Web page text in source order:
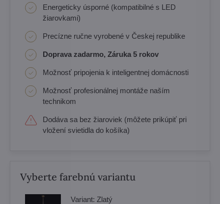
Energeticky úsporné (kompatibilné s LED
žiarovkami)
Precízne ručne vyrobené v Českej republike
Doprava zadarmo, Záruka 5 rokov
Možnosť pripojenia k inteligentnej domácnosti
Možnosť profesionálnej montáže naším
technikom
Dodáva sa bez žiaroviek (môžete prikúpiť pri
vložení svietidla do košíka)
Vyberte farebnú variantu
Variant: Zlatý